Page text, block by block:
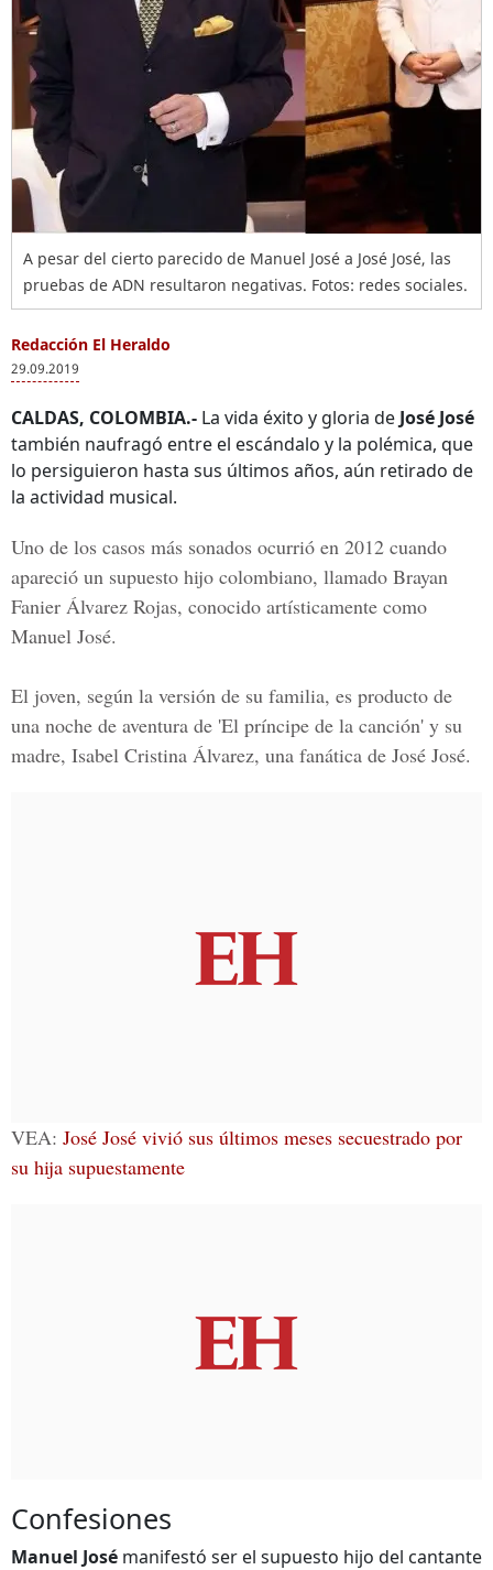
A pesar del cierto parecido de Manuel José a José José, las
pruebas de ADN resultaron negativas. Fotos: redes sociales.
Redacción El Heraldo
29.09.2019
CALDAS, COLOMBIA.- La vida éxito y gloria de José José
también naufragó entre el escándalo y la polémica, que
lo persiguieron hasta sus últimos años, aún retirado de
la actividad musical.
Uno de los casos más sonados ocurrió en 2012 cuando
apareció un supuesto hijo colombiano, llamado Brayan
Fanier Álvarez Rojas, conocido artísticamente como
Manuel José.
El joven, según la versión de su familia, es producto de
una noche de aventura de 'El príncipe de la canción' y su
madre, Isabel Cristina Álvarez, una fanática de José José.
VEA: José José vivió sus últimos meses secuestrado por
su hija supuestamente
Confesiones
Manuel José manifestó ser el supuesto hijo del cantante